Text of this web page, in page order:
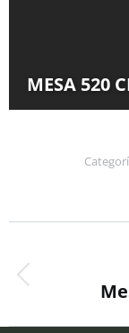
MESA 520
entre